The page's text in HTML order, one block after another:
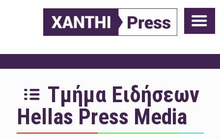
Τμήμα Ειδήσεων
Hellas Press Media